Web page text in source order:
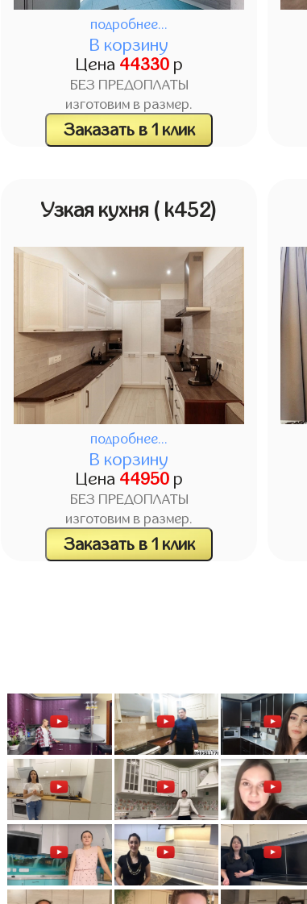
подробнее...
В корзину
Цена 44330р
БЕЗ ПРЕДОПЛАТЫ
изготовим в размер.
Заказать в 1 клик
Узкая кухня ( k452)
подробнее...
В корзину
Цена 44950р
БЕЗ ПРЕДОПЛАТЫ
изготовим в размер.
Заказать в 1 клик